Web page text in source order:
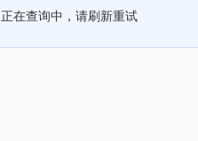
正在查询中，请刷新重试